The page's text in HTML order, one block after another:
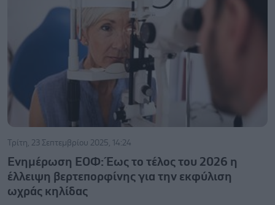
Τρίτη, 23 Σεπτεμβρίου 2025, 14:24
Ενημέρωση ΕΟΦ: Έως το τέλος του 2026 η
έλλειψη βερτεπορφίνης για την εκφύλιση
ωχράς κηλίδας